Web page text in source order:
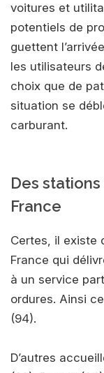
voitures et
potentiels de
guettent
les utilisateurs
choix que de
situation se
carburant.
Des
France
Certes, il existe
France qui
à un service
ordures. Ainsi
(94).
D’autres